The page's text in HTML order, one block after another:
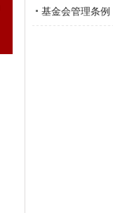
基金会管理条例